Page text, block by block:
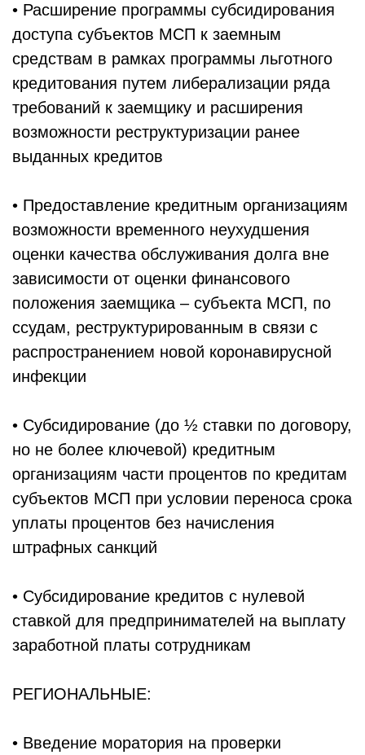
• Расширение программы субсидирования
доступа субъектов МСП к заемным
средствам в рамках программы льготного
кредитования путем либерализации ряда
требований к заемщику и расширения
возможности реструктуризации ранее
выданных кредитов
• Предоставление кредитным организациям
возможности временного неухудшения
оценки качества обслуживания долга вне
зависимости от оценки финансового
положения заемщика – субъекта МСП, по
ссудам, реструктурированным в связи с
распространением новой коронавирусной
инфекции
• Субсидирование (до ½ ставки по договору,
но не более ключевой) кредитным
организациям части процентов по кредитам
субъектов МСП при условии переноса срока
уплаты процентов без начисления
штрафных санкций
• Субсидирование кредитов с нулевой
ставкой для предпринимателей на выплату
заработной платы сотрудникам
РЕГИОНАЛЬНЫЕ:
• Введение моратория на проверки